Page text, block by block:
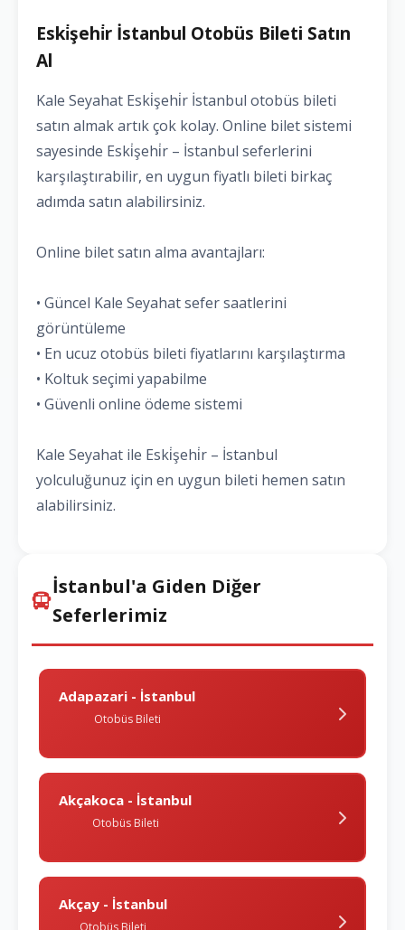
Eski̇şehi̇r İstanbul Otobüs Bileti Satın
Al
Kale Seyahat Eski̇şehi̇r İstanbul otobüs bileti
satın almak artık çok kolay. Online bilet sistemi
sayesinde Eski̇şehi̇r – İstanbul seferlerini
karşılaştırabilir, en uygun fiyatlı bileti birkaç
adımda satın alabilirsiniz.
Online bilet satın alma avantajları:
• Güncel Kale Seyahat sefer saatlerini
görüntüleme
• En ucuz otobüs bileti fiyatlarını karşılaştırma
• Koltuk seçimi yapabilme
• Güvenli online ödeme sistemi
Kale Seyahat ile Eski̇şehi̇r – İstanbul
yolculuğunuz için en uygun bileti hemen satın
alabilirsiniz.
İstanbul'a Giden Diğer
Seferlerimiz
Adapazari - İstanbul
Otobüs Bileti
Akçakoca - İstanbul
Otobüs Bileti
Akçay - İstanbul